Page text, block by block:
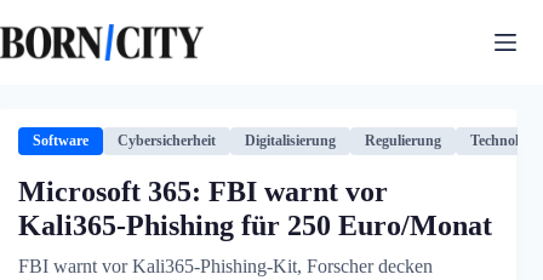
Inhalt
springen
Software Cybersicherheit Digitalisierung Regulierung Technologie
Microsoft 365: FBI warnt vor
Kali365-Phishing für 250 Euro/Monat
FBI warnt vor Kali365-Phishing-Kit, Forscher decken